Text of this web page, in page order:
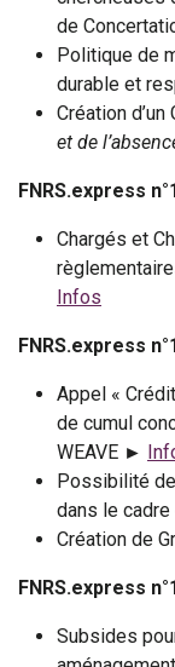
de
Politique de
durable et
Création
et de
FNRS.express
Chargés et
Infos
FNRS.express
Appel «
de cumul
WEAVE ►
Possibilité
dans le
Création de
FNRS.express
Subsides